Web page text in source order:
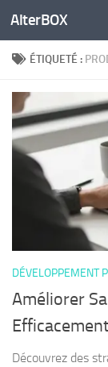
Skip to content
AlterBOX
ÉTIQUETÉ :
DÉVELOPPEMENT
Améliorer
Découvrez des